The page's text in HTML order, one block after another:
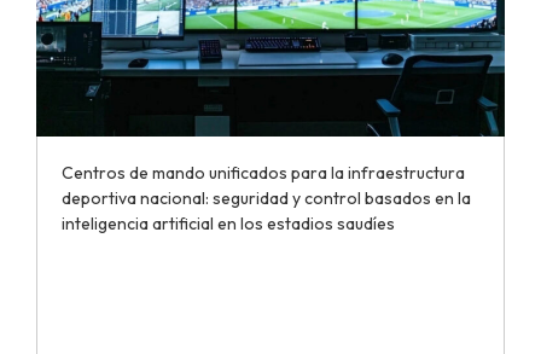
Centros de mando unificados para la infraestructura
deportiva nacional: seguridad y control basados en la
inteligencia artificial en los estadios saudíes